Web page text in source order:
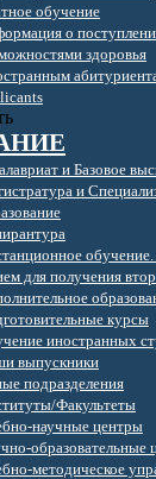
обучение
о
здоровья
и Базовое
и
для получения
курсы
иностранных
выпускники
подразделения
Факультеты
научные центры
образовательные
методическое